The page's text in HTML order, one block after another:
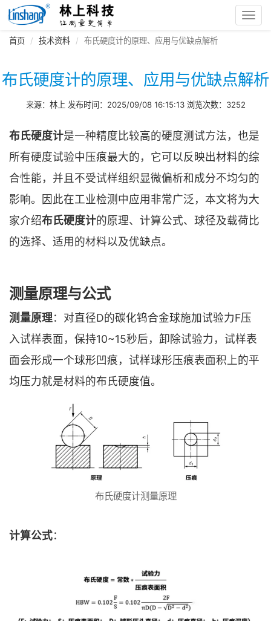
首页 技术资料 布氏硬度计的原理、应用与优缺点解析
布氏硬度计的原理、应用与优缺点解析
来源：林上 发布时间：2025/09/08 16:15:13 浏览次数：3252
布氏硬度计是一种精度比较高的硬度测试方法，也是
所有硬度试验中压痕最大的，它可以反映出材料的综
合性能，并且不受试样组织显微偏析和成分不均匀的
影响。因此在工业检测中应用非常广泛，本文将为大
家介绍布氏硬度计的原理、计算公式、球径及载荷比
的选择、适用的材料以及优缺点。
测量原理与公式
测量原理：对直径D的碳化钨合金球施加试验力F压
入试样表面，保持10~15秒后，卸除试验力，试样表
面会形成一个球形凹痕，试样球形压痕表面积上的平
均压力就是材料的布氏硬度值。
布氏硬度计测量原理
计算公式：